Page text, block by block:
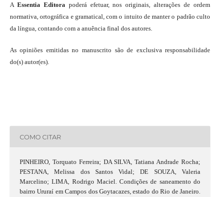
A Essentia Editorapoderá efetuar, nos originais, alterações de ordem
normativa, ortográfica e gramatical, com o intuito de manter o padrão culto
da língua, contando com a anuência final dos autores.
As opiniões emitidas no manuscrito são de exclusiva responsabilidade
do(s) autor(es).
COMO CITAR
PINHEIRO, Torquato Ferreira; DA SILVA, Tatiana Andrade Rocha;
PESTANA, Melissa dos Santos Vidal; DE SOUZA, Valeria
Marcelino; LIMA, Rodrigo Maciel. Condições de saneamento do
bairro Ururaí em Campos dos Goytacazes, estado do Rio de Janeiro.